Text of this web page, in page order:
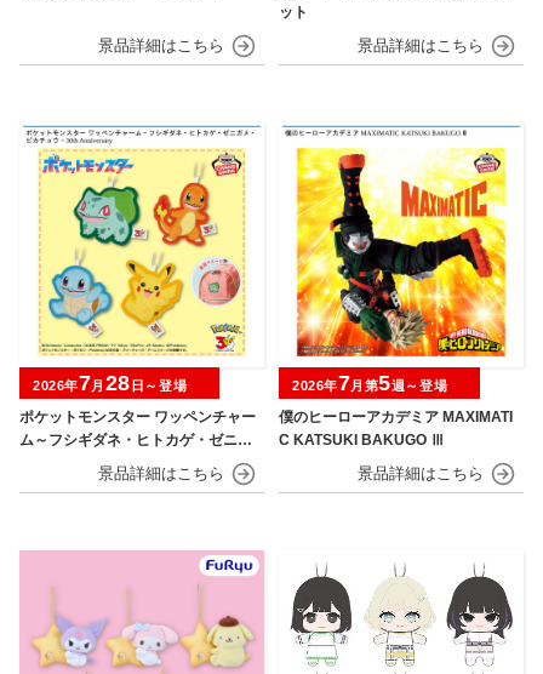
ット
ポケットモンスター ワッペンチャー
ム～フシギダネ・ヒトカゲ・ゼニガ
メ・ピカチュウ～30th Anniversary
2026年7月 28 日～登場
僕のヒーローアカデミア MAXIMATI
C KATSUKI BAKUGO Ⅲ
2026年7月第5週～登場